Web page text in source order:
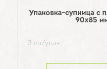
Упаковка-супница с
90х85
3 шт/упак